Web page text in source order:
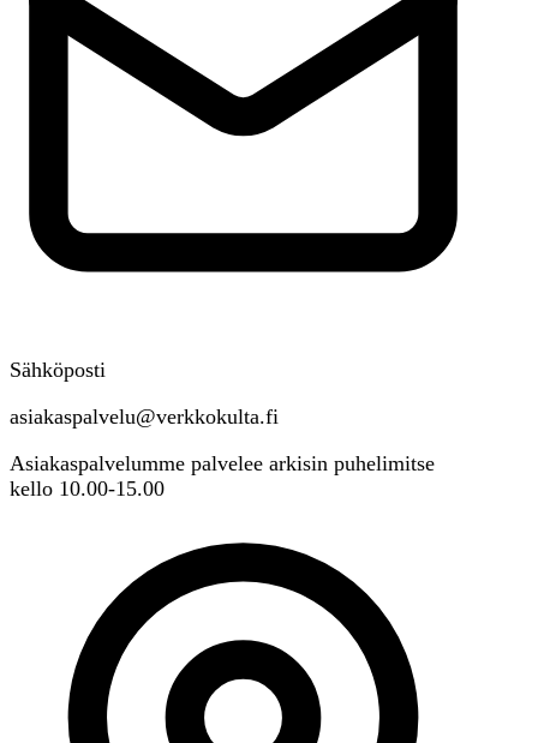
Sähköposti
asiakaspalvelu@verkkokulta.fi
Asiakaspalvelumme palvelee arkisin puhelimitse
kello 10.00-15.00